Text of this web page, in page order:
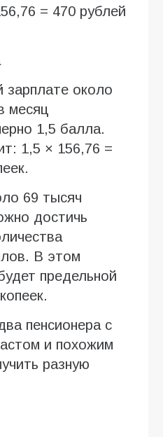
= 470 рублей
около
месяц
1,5 балла.
1,5 × 156,76 =
69 тысяч
достичь
В этом
предельной
пенсионера с
и похожим
разную